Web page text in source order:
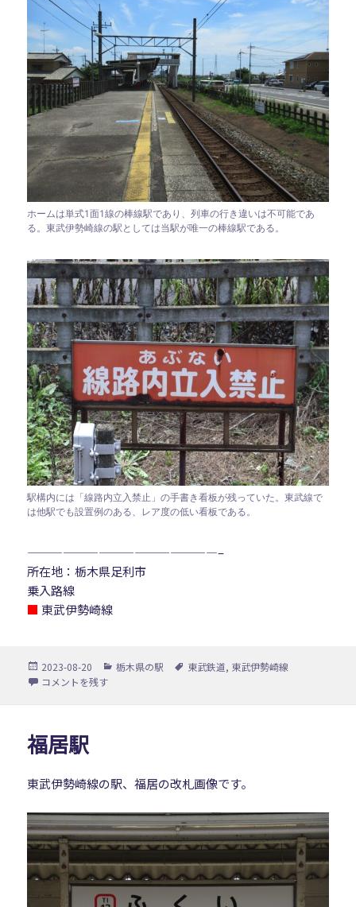
ホームは単式1面1線の棒線駅であり、列車の行き違いは不可能であ
る。東武伊勢崎線の駅としては当駅が唯一の棒線駅である。
駅構内には「線路内立入禁止」の手書き看板が残っていた。東武線で
は他駅でも設置例のある、レア度の低い看板である。
————————————————–
所在地：栃木県足利市
乗入路線
■ 東武伊勢崎線
投
稿
2023-08-20
カ
栃木県の駅
タ
東武鉄道, 東武伊勢崎線
東武和泉駅 に
コメントを残す
福居駅
東武伊勢崎線の駅、福居の改札画像です。